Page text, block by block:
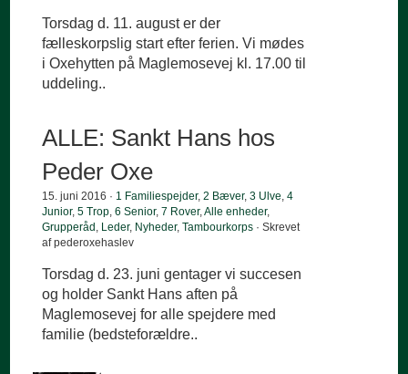
Torsdag d. 11. august er der
fælleskorpslig start efter ferien. Vi mødes
i Oxehytten på Maglemosevej kl. 17.00 til
uddeling..
ALLE: Sankt Hans hos
Peder Oxe
15. juni 2016 · 1 Familiespejder,2 Bæver,3 Ulve,4
Junior,5 Trop,6 Senior,7 Rover,Alle enheder,
Grupperåd , Leder, Nyheder,Tambourkorps · Skrevet
af pederoxehaslev
Torsdag d. 23. juni gentager vi succesen
og holder Sankt Hans aften på
Maglemosevej for alle spejdere med
familie (bedsteforældre..